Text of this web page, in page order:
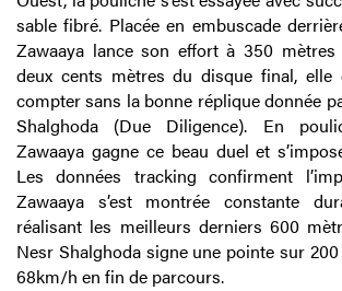
sable fibré. Placée en embuscade
Zawaaya lance son effort à 350 mètres
deux cents mètres du disque final, elle
compter sans la bonne réplique donnée
Shalghoda (Due Diligence). En
Zawaaya gagne ce beau duel et
Les données tracking confirment
Zawaaya s’est montrée constante
réalisant les meilleurs derniers 600
Nesr Shalghoda signe une pointe sur
68km/h en fin de parcours.